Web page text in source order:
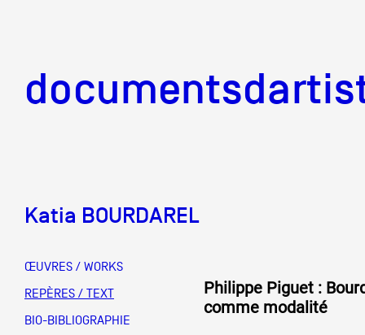
Mission
Katia BOURDAREL
ŒUVRES / WORKS
REPÈRES / TEXT
BIO-BIBLIOGRAPHIE
Philippe Piguet :
comme modalité